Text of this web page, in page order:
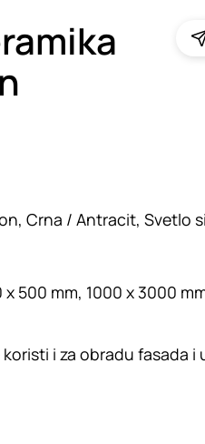
Crna / Antracit, Svetlo
500 mm, 1000 x 3000
i za obradu fasada i